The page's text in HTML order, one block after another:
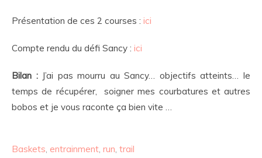
Présentation de ces 2 courses : ici
Compte rendu du défi Sancy : ici
Bilan :J’ai pas mourru au Sancy… objectifs atteints… le
temps de récupérer, soigner mes courbatures et autres
bobos et je vous raconte ça bien vite …
Baskets, entrainment, run, trail